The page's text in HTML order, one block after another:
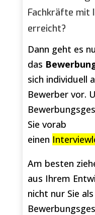
Fachkräfte mit
erreicht?
Dann geht es
das
sich individuell
Bewerber vor.
Sie vorab
einen
Am besten
aus Ihrem
nicht nur Sie